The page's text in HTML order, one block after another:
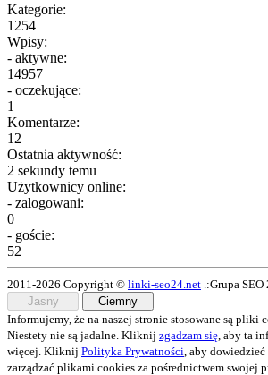
Kategorie:
1254
Wpisy:
- aktywne:
14957
- oczekujące:
1
Komentarze:
12
Ostatnia aktywność:
2 sekundy temu
Użytkownicy online:
- zalogowani:
0
- goście:
52
2011-2026 Copyright © linki-seo24.net .:Grupa SEO
Jasny
Ciemny
Informujemy, że na naszej stronie stosowane są pliki
Niestety nie są jadalne. Kliknij zgadzam się , aby ta
więcej. Kliknij Polityka Prywatności , aby
zarządzać plikami cookies za pośrednictwem swojej